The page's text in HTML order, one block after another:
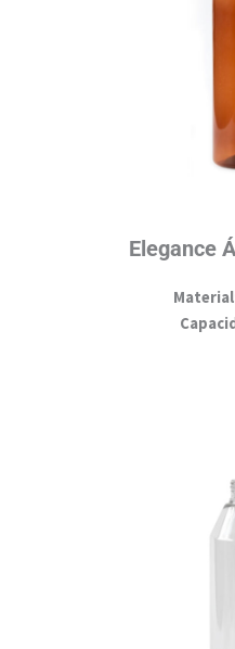
Elegance